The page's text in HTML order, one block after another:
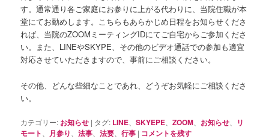
す。通常通り各ご家庭にお参りに上がる代わりに、当院住職が本
堂にてお勤めします。こちらもあらかじめ日程をお知らせくださ
れば、当院のZOOMミーティングIDにてご自宅からご参加くださ
い。また、LINEやSKYPE、その他のビデオ通話での参加も適宜
対応させていただきますので、事前にご相談ください。
その他、どんな些細なことであれ、どうぞお気軽にご相談くださ
い。
カテゴリー: お知らせ | タグ: LINE 、SKYEPE 、ZOOM お知らせ
リ
モート
月参り 、法事 、法要 、行事 | コメントを残す